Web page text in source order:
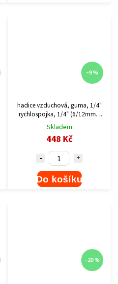
–9 %
hadice vzduchová, guma, 1/4"
rychlospojka, 1/4" (6/12mm),
10m
Skladem
448 Kč
Do košíku
–20 %